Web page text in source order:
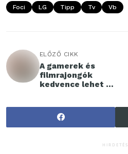
Foci LG Tipp Tv Vb
ELŐZŐ CIKK
A gamerek és
filmrajongók
kedvence lehet a
HIRDETÉS